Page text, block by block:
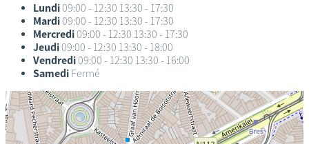
Lundi09:00 - 12:30 13:30 - 17:30
Mardi09:00 - 12:30 13:30 - 17:30
Mercredi09:00 - 12:30 13:30 - 17:30
Jeudi09:00 - 12:30 13:30 - 18:00
Vendredi09:00 - 12:30 13:30 - 16:00
Samedi Fermé